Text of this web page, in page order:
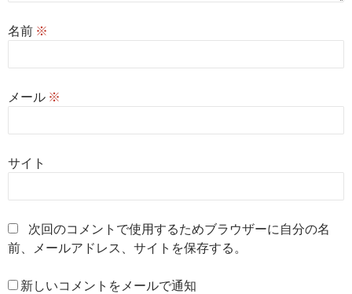
名前 ※
メール ※
サイト
次回のコメントで使用するためブラウザーに自分の名
前、メールアドレス、サイトを保存する。
新しいコメントをメールで通知